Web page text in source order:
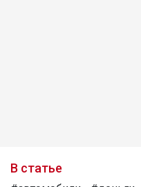
В статье